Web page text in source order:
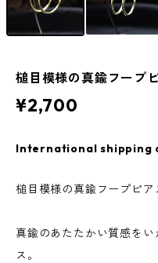
槌目模様の真鍮フープ
¥2,700
International shipping
槌目模様の真鍮フープピ
真鍮のあたたかい質感を
ス。